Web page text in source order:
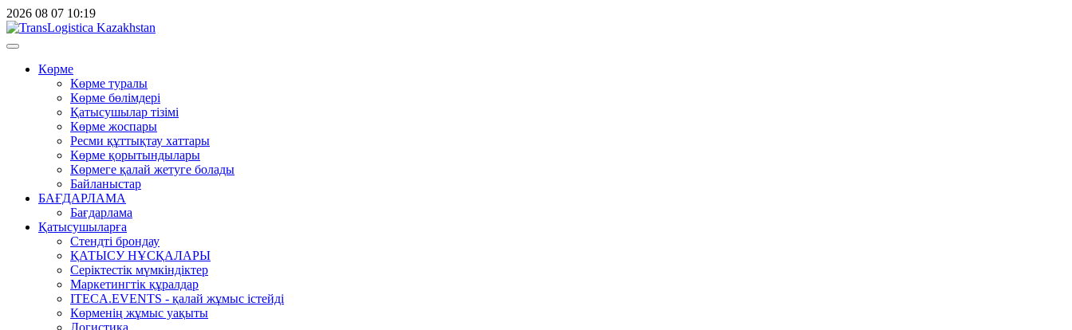
2026 08 07 10:19
Көрме
Көрме туралы
Көрме бөлімдері
Қатысушылар тізімі
Көрме жоспары
Ресми құттықтау хаттары
Көрме қорытындылары
Көрмеге қалай жетуге болады
Байланыстар
БАҒДАРЛАМА
Бағдарлама
Қатысушыларға
Стендті брондау
ҚАТЫСУ НҰСҚАЛАРЫ
Серіктестік мүмкіндіктер
Маркетингтік құралдар
ITECA.EVENTS - қалай жұмыс істейді
Көрменің жұмыс уақыты
Логистика